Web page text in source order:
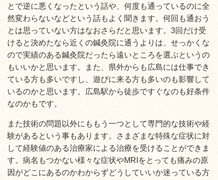
とで逆に悪くなったという話や、何度も通っているのに全
然変わらないなどという話もよく聞きます。何回も通おう
とは思っていない方はなおさらだと思います。3回だけ受
けると決めたなら近くの鍼灸院に通うよりは、せっかくな
ので実績のある鍼灸院だったら遠いところを選ぶというの
もいいかと思います。また、県外からも広島には仕事でき
ている方も多いですし、遊びに来る方も多いのも影響して
いるのかと思います。広島駅から徒歩ですぐなのも好条件
なのかもです。
また技術の問題以外にももう一つとして専門的な技術や経
験があるという事もあります。さまざまな特殊な症状に対
して経験値のある治療家による治療を受けることができま
す。病名もつかない様々な症状やMRIをとっても痛みの原
因がどこにあるのかわからずどうしていいか迷っている方